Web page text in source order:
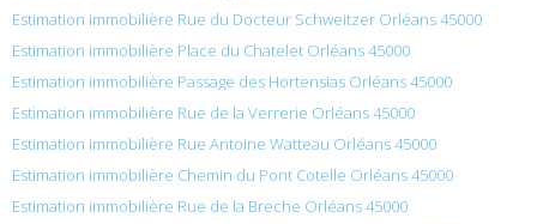
Estimation immobilière Rue du Docteur Schweitzer Orléans 45000
Estimation immobilière Place du Chatelet Orléans 45000
Estimation immobilière Passage des Hortensias Orléans 45000
Estimation immobilière Rue de la Verrerie Orléans 45000
Estimation immobilière Rue Antoine Watteau Orléans 45000
Estimation immobilière Chemin du Pont Cotelle Orléans 45000
Estimation immobilière Rue de la Breche Orléans 45000